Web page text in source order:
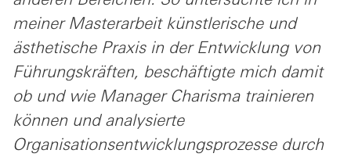
meiner Masterarbeit künstlerische und
ästhetische Praxis in der Entwicklung von
Führungskräften, beschäftigte mich damit
ob und wie Manager Charisma trainieren
können und analysierte
Organisationsentwicklungsprozesse durch